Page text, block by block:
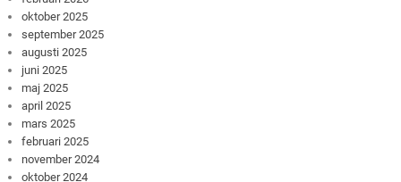
oktober 2025
september 2025
augusti 2025
juni 2025
maj 2025
april 2025
mars 2025
februari 2025
november 2024
oktober 2024